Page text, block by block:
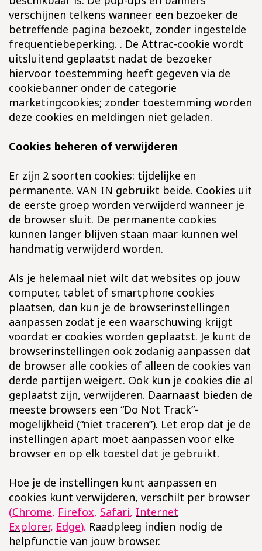
verschijnen telkens wanneer een bezoeker de
betreffende pagina bezoekt, zonder ingestelde
frequentiebeperking. . De Attrac-cookie wordt
uitsluitend geplaatst nadat de bezoeker
hiervoor toestemming heeft gegeven via de
cookiebanner onder de categorie
marketingcookies; zonder toestemming worden
deze cookies en meldingen niet geladen.
Cookies beheren of verwijderen
Er zijn 2 soorten cookies: tijdelijke en
permanente. VAN IN gebruikt beide. Cookies uit
de eerste groep worden verwijderd wanneer je
de browser sluit. De permanente cookies
kunnen langer blijven staan maar kunnen wel
handmatig verwijderd worden.
Als je helemaal niet wilt dat websites op jouw
computer, tablet of smartphone cookies
plaatsen, dan kun je de browserinstellingen
aanpassen zodat je een waarschuwing krijgt
voordat er cookies worden geplaatst. Je kunt de
browserinstellingen ook zodanig aanpassen dat
de browser alle cookies of alleen de cookies van
derde partijen weigert. Ook kun je cookies die al
geplaatst zijn, verwijderen. Daarnaast bieden de
meeste browsers een “Do Not Track”-
mogelijkheid (“niet traceren”). Let erop dat je de
instellingen apart moet aanpassen voor elke
browser en op elk toestel dat je gebruikt.
Hoe je de instellingen kunt aanpassen en
cookies kunt verwijderen, verschilt per browser
(Chrome, Firefox, Safari, Internet
Explorer, Edge). Raadpleeg indien nodig de
helpfunctie van jouw browser.